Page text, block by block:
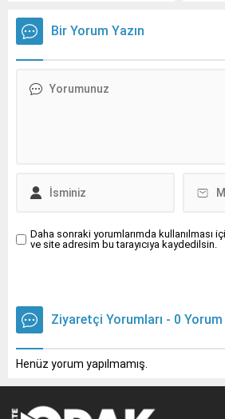
Bir Yorum Yazın
Daha sonraki yorumlarımda kullanılması
ve site adresim bu tarayıcıya kaydedilsin.
Ziyaretçi Yorumları - 0 Yorum
Henüz yorum yapılmamış.